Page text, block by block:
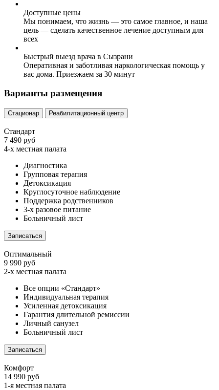
Доступные цены
Мы понимаем, что жизнь — это самое главное, и наша
цель — сделать качественное лечение доступным для
всех
Быстрый выезд врача в Сызрани
Оперативная и заботливая наркологическая помощь у
вас дома. Приезжаем за 30 минут
Варианты размещения
Стационар Реабилитационный центр
Стандарт
7 490 руб
4-х местная палата
Диагностика
Групповая терапия
Детоксикация
Круглосуточное наблюдение
Поддержка родственников
3-х разовое питание
Больничный лист
Записаться
Оптимальный
9 990 руб
2-х местная палата
Все опции «Стандарт»
Индивидуальная терапия
Усиленная детоксикация
Гарантия длительной ремиссии
Личный санузел
Больничный лист
Записаться
Комфорт
14 990 руб
1-я местная палата